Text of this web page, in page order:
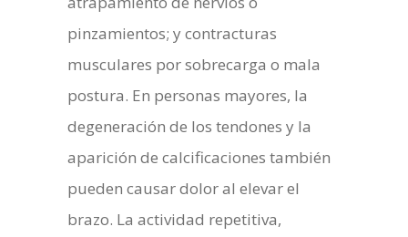
pinzamientos; y contracturas
musculares por sobrecarga o mala
postura. En personas mayores, la
degeneración de los tendones y la
aparición de calcificaciones también
pueden causar dolor al elevar el
brazo. La actividad repetitiva,